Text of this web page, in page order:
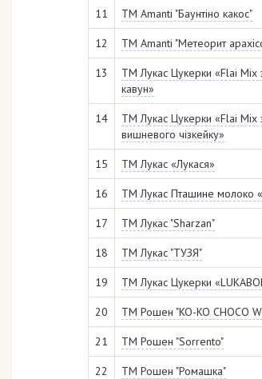
11 ТМ Аmanti "Баунтіно какос"
12 ТМ Аmanti "Метеорит
13
ТМ Лукас Цукерки «Flai Mix
кавун»
14
ТМ Лукас Цукерки «Flai Mix
вишневого чізкейку»
15 ТМ Лукас «Лукася»
16 ТМ Лукас Пташине молоко
17 ТМ Лукас "Sharzan"
18 ТМ Лукас "ТУЗЯ"
19 ТМ Лукас Цукерки
20 ТМ Рошен "KO-KO CHOCO
21 ТМ Рошен "Sorrento"
22 ТМ Рошен "Ромашка"